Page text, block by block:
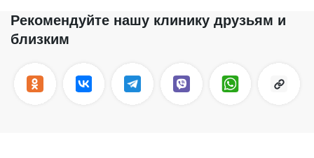
Рекомендуйте нашу клинику друзьям и
близким